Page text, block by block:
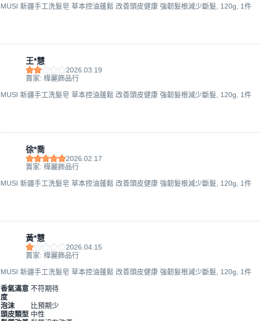
MUSI 新疆手工洗髮皂 草本控油蓬鬆 改善頭皮健康 強韌髮根減少斷髮, 120g, 1件
王*慧
2026.03.19
賣家: 樺麗飾品行
MUSI 新疆手工洗髮皂 草本控油蓬鬆 改善頭皮健康 強韌髮根減少斷髮, 120g, 1件
徐*喬
2026.02.17
賣家: 樺麗飾品行
MUSI 新疆手工洗髮皂 草本控油蓬鬆 改善頭皮健康 強韌髮根減少斷髮, 120g, 1件
黃*慧
2026.04.15
賣家: 樺麗飾品行
MUSI 新疆手工洗髮皂 草本控油蓬鬆 改善頭皮健康 強韌髮根減少斷髮, 120g, 1件
香氣滿意
度
不符期待
泡沫
比預期少
頭皮類型 中性